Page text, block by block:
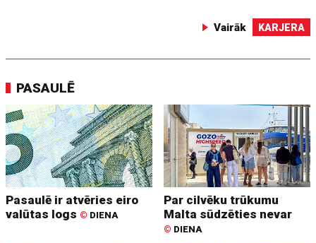
Vairāk KARJERA
PASAULĒ
Pasaulē ir atvēries eiro
valūtas logs © DIENA
Par cilvēku trūkumu
Malta sūdzēties nevar
© DIENA